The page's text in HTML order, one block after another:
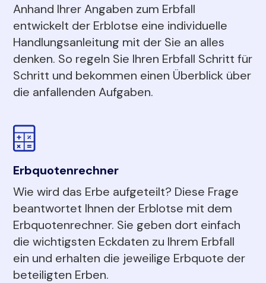
Anhand Ihrer Angaben zum Erbfall
entwickelt der Erblotse eine individuelle
Handlungsanleitung mit der Sie an alles
denken. So regeln Sie Ihren Erbfall Schritt für
Schritt und bekommen einen Überblick über
die anfallenden Aufgaben.
Erbquotenrechner
Wie wird das Erbe aufgeteilt? Diese Frage
beantwortet Ihnen der Erblotse mit dem
Erbquotenrechner. Sie geben dort einfach
die wichtigsten Eckdaten zu Ihrem Erbfall
ein und erhalten die jeweilige Erbquote der
beteiligten Erben.